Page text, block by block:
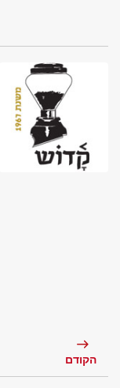
הקודם